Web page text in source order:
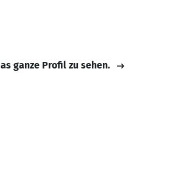
ganze Profil zu sehen.